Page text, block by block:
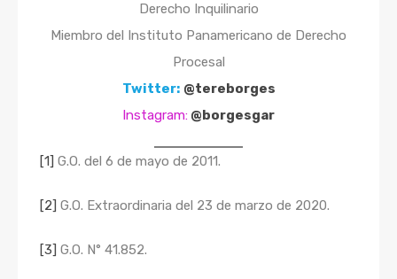
Derecho Inquilinario
Miembro del Instituto Panamericano de Derecho
Procesal
Twitter: @tereborges
Instagram: @borgesgar
[1] G.O. del 6 de mayo de 2011.
[2] G.O. Extraordinaria del 23 de marzo de 2020.
[3] G.O. N° 41.852.